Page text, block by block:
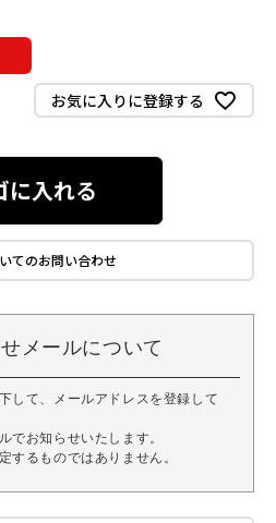
お気に入りに登録する
に入れる
てのお問い合わせ
メールについて
して、メールアドレスを登録して
でお知らせいたします。
するものではありません。